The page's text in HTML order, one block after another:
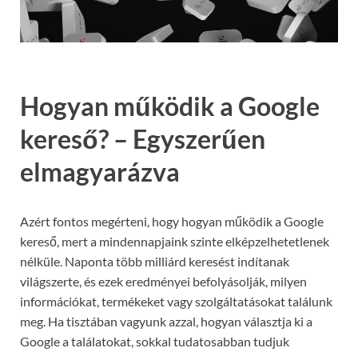
Hogyan működik a Google
kereső? – Egyszerűen
elmagyarázva
Azért fontos megérteni, hogy hogyan működik a Google
kereső, mert a mindennapjaink szinte elképzelhetetlenek
nélküle. Naponta több milliárd keresést indítanak
világszerte, és ezek eredményei befolyásolják, milyen
információkat, termékeket vagy szolgáltatásokat találunk
meg. Ha tisztában vagyunk azzal, hogyan választja ki a
Google a találatokat, sokkal tudatosabban tudjuk